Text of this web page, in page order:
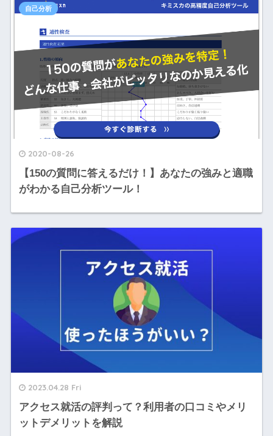
2020-08-26
【150の質問に答えるだけ！】あなたの強みと適職
がわかる自己分析ツール！
自己分析
2023.04.28 Fri
アクセス就活の評判って？利用者の口コミやメリ
ットデメリットを解説